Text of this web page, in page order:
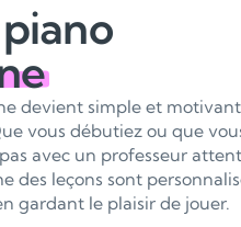
devient simple et motivant
vous débutiez ou que
avec un professeur
des leçons sont
gardant le plaisir de jouer.